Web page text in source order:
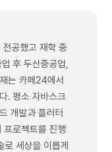
공했고 재학 중
후 두산중공업,
는 카페24에서
. 평소 자바스크
개발과 플러터
프로젝트를 진행
세상을 이롭게